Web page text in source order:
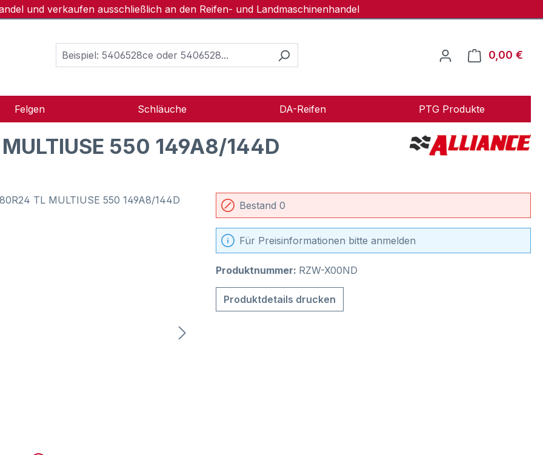
und verkaufen ausschließlich an den Reifen- und Landmaschinenhandel
0,00 €
Felgen Schläuche DA-Reifen PTG Produkte
550 149A8/144D
Bestand 0
Für Preisinformationen bitte anmelden
Produktnummer: RZW-X00ND
Produktdetails drucken